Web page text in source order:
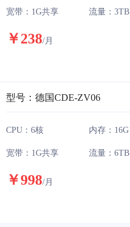
宽带：1G共享 流量：3TB
￥238/月
型号：德国CDE-ZV06
CPU：6核 内存：16G
宽带：1G共享 流量：6TB
￥998/月